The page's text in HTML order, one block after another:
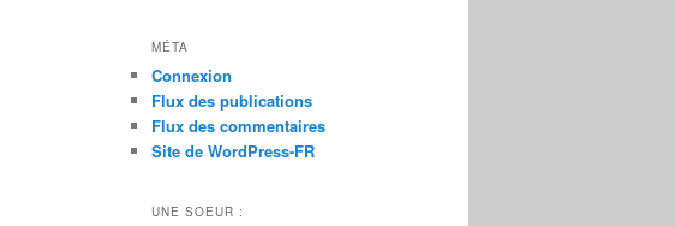
MÉTA
Connexion
Flux des publications
Flux des commentaires
Site de WordPress-FR
UNE SOEUR :